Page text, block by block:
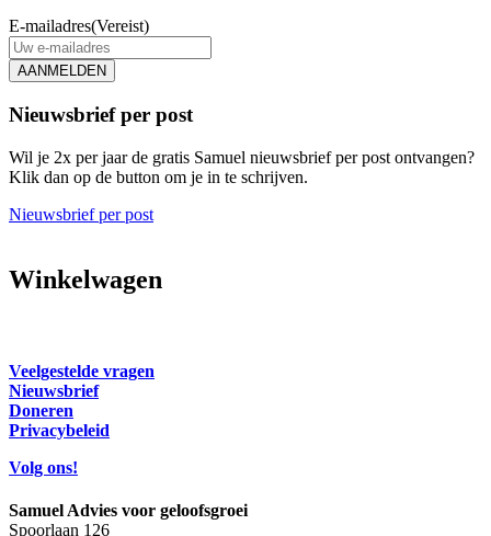
E-mailadres(Vereist)
AANMELDEN
Nieuwsbrief per post
Wil je 2x per jaar de gratis Samuel nieuwsbrief per post ontvangen?
Klik dan op de button om je in te schrijven.
Nieuwsbrief per post
Winkelwagen
Veelgestelde vragen
Nieuwsbrief
Doneren
Privacybeleid
Volg ons!
Samuel Advies voor geloofsgroei
Spoorlaan 126